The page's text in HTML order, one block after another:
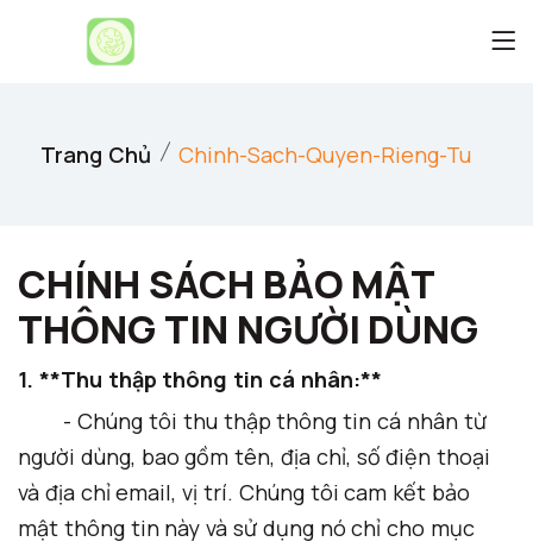
Trang Chủ Chinh-Sach-Quyen-Rieng-Tu
CHÍNH SÁCH BẢO MẬT
THÔNG TIN NGƯỜI DÙNG
1. **Thu thập thông tin cá nhân:**
- Chúng tôi thu thập thông tin cá nhân từ
người dùng, bao gồm tên, địa chỉ, số điện thoại
và địa chỉ email, vị trí. Chúng tôi cam kết bảo
mật thông tin này và sử dụng nó chỉ cho mục